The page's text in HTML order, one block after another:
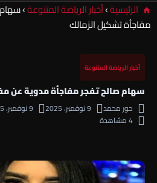
الرئيسية›أخبار الرياضة المتنوعة›
مفاجأة تشكيل الزمالك
أخبار الرياضة المتنوعة
سهام صالح تفجر مفاجأة مدوية عن
حور محمد 9 نوفمبر، 2025 9 نوفمبر، 2025
4 مشاهدة